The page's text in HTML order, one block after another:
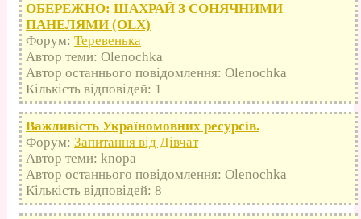
ОБЕРЕЖНО: ШАХРАЙ З СОНЯЧНИМИ
ПАНЕЛЯМИ (OLX)
Форум: Теревенька
Автор теми: Olenochka
Автор останнього повідомлення: Olenochka
Кількість відповідей: 1
Важливість Україномовних ресурсів.
Форум: Запитання від Дівчат
Автор теми: knopa
Автор останнього повідомлення: Olenochka
Кількість відповідей: 8